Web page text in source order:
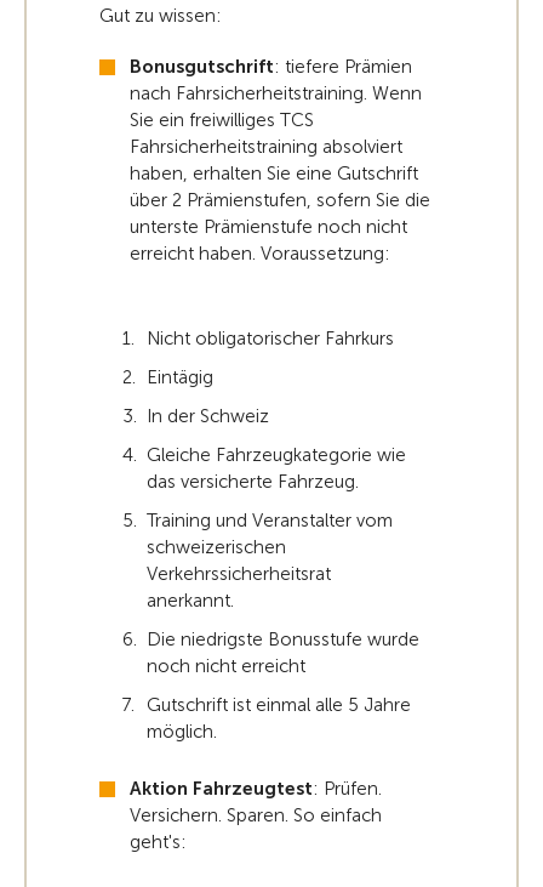
Gut zu wissen:
Bonusgutschrift: tiefere Prämien
nach Fahrsicherheitstraining. Wenn
Sie ein freiwilliges TCS
Fahrsicherheitstraining absolviert
haben, erhalten Sie eine Gutschrift
über 2 Prämienstufen, sofern Sie die
unterste Prämienstufe noch nicht
erreicht haben. Voraussetzung:
Nicht obligatorischer Fahrkurs
Eintägig
In der Schweiz
Gleiche Fahrzeugkategorie wie
das versicherte Fahrzeug.
Training und Veranstalter vom
schweizerischen
Verkehrssicherheitsrat
anerkannt.
Die niedrigste Bonusstufe wurde
noch nicht erreicht
Gutschrift ist einmal alle 5 Jahre
möglich.
Aktion Fahrzeugtest: Prüfen.
Versichern. Sparen. So einfach
geht's: